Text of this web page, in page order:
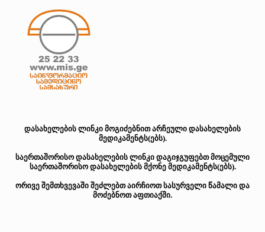
დასახელების ლინკი მოგიძებნით არჩეული დასახელების
მედიკამენტს(ებს).
საერთაშორისო დასახელების ლინკი დაგიჯგუფებთ მოცემული
საერთაშორისო დასახელების მქონე მედიკამენტს(ებს).
ორივე შემთხვევაში შეძლებთ აირჩიოთ სასურველი წამალი და
მოძებნოთ აფთიაქში.